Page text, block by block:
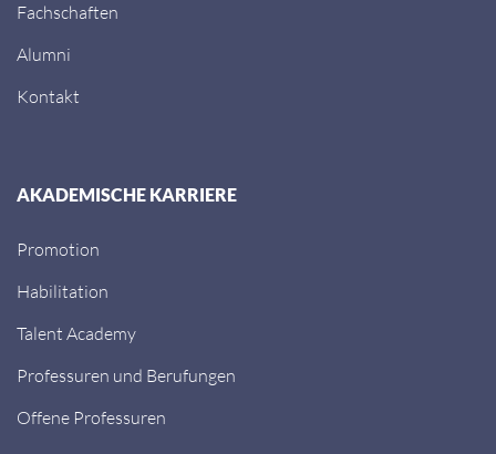
Fachschaften
Alumni
Kontakt
AKADEMISCHE KARRIERE
Promotion
Habilitation
Talent Academy
Professuren und Berufungen
Offene Professuren